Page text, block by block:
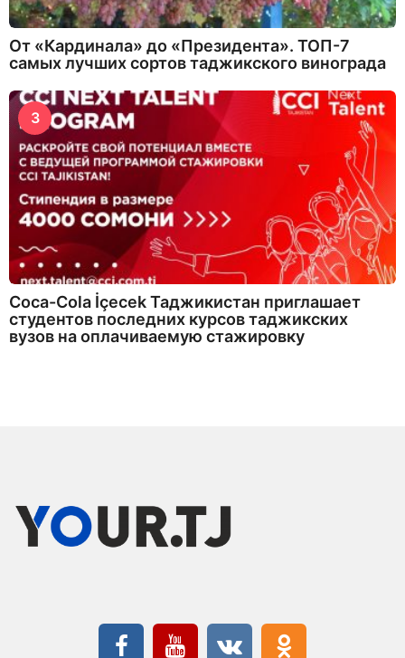
От «Кардинала» до «Президента». ТОП-7
самых лучших сортов таджикского винограда
3
Coca-Cola İçecek Таджикистан приглашает
студентов последних курсов таджикских
вузов на оплачиваемую стажировку